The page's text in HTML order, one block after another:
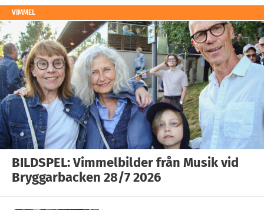
VIMMEL
BILDSPEL: Vimmelbilder från Musik vid
Bryggarbacken 28/7 2026